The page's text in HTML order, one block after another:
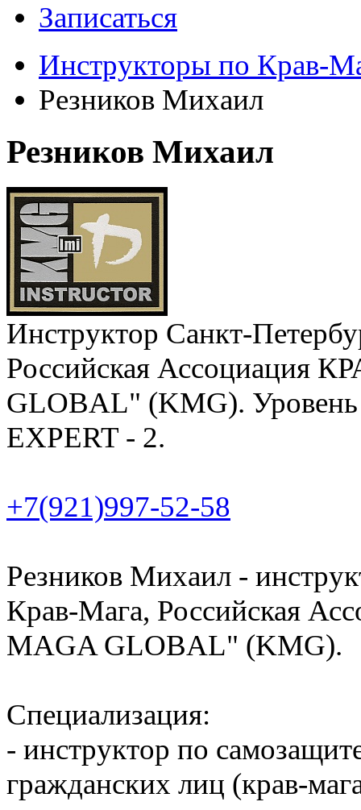
Записаться
Инструкторы по Крав-
Резников Михаил
Резников Михаил
Инструктор Санкт-
Российская Ассоциация
GLOBAL" (KMG). Уровень
EXPERT - 2.
+7(921)997-52-58
Резников Михаил -
Крав-Мага, Российская
MAGA GLOBAL" (KMG).
Специализация:
- инструктор по
гражданских лиц (крав-